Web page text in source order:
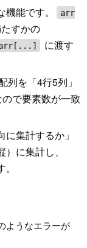
能です。
arr
すかの
に渡す
列を「4行5列」
で要素数が一致
に集計するか」
に集計し、
ようなエラーが